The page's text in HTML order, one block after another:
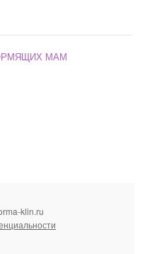
МАМ
klin.ru